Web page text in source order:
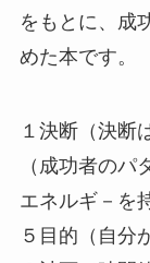
をもとに、成
めた本です。
１決断（決断
（成功者の
エネルギ－を
５目的（自分